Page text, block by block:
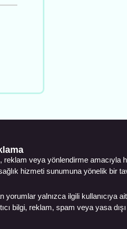
reklam veya yönlendirme amacıyla
hizmeti sunumuna yönelik bir
yorumlar yalnızca ilgili kullanıcıya
bilgi, reklam, spam veya yasa